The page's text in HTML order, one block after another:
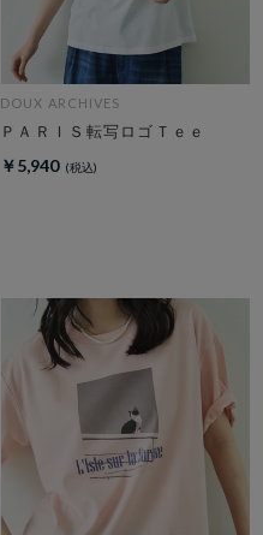
DOUX ARCHIVES
ＰＡＲＩＳ転写ロゴＴｅｅ
￥5,940